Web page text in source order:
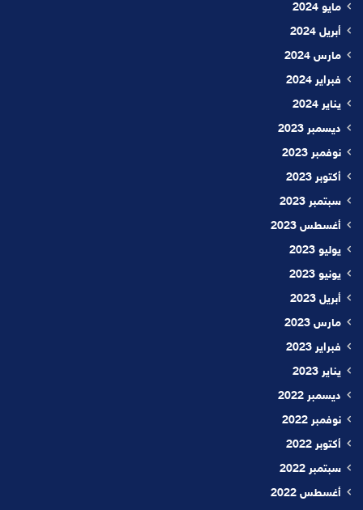
مايو 2024
أبريل 2024
مارس 2024
فبراير 2024
يناير 2024
ديسمبر 2023
نوفمبر 2023
أكتوبر 2023
سبتمبر 2023
أغسطس 2023
يوليو 2023
يونيو 2023
أبريل 2023
مارس 2023
فبراير 2023
يناير 2023
ديسمبر 2022
نوفمبر 2022
أكتوبر 2022
سبتمبر 2022
أغسطس 2022